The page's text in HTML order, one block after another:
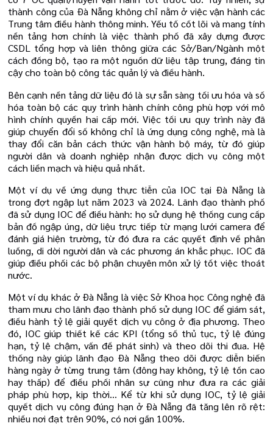
thành công của Đà Nẵng không chỉ nằm ở việc vận hành các
Trung tâm điều hành thông minh. Yếu tố cốt lõi và mang tính
nền tảng hơn chính là việc thành phố đã xây dựng được
CSDL tổng hợp và liên thông giữa các Sở/Ban/Ngành một
cách đồng bộ, tạo ra một nguồn dữ liệu tập trung, đáng tin
cậy cho toàn bộ công tác quản lý và điều hành.
Bên cạnh nền tảng dữ liệu đó là sự sẵn sàng tối ưu hóa và số
hóa toàn bộ các quy trình hành chính công phù hợp với mô
hình chính quyền hai cấp mới. Việc tối ưu quy trình này đã
giúp chuyển đổi số không chỉ là ứng dụng công nghệ, mà là
thay đổi căn bản cách thức vận hành bộ máy, từ đó giúp
người dân và doanh nghiệp nhận được dịch vụ công một
cách liền mạch và hiệu quả nhất.
Một ví dụ về ứng dụng thực tiễn của IOC tại Đà Nẵng là
trong đợt ngập lụt năm 2023 và 2024. Lãnh đạo thành phố
đã sử dụng IOC để điều hành: họ sử dụng hệ thống cung cấp
bản đồ ngập úng, dữ liệu trực tiếp từ mạng lưới camera để
đánh giá hiện trường, từ đó đưa ra các quyết định về phân
luồng, di dời người dân và các phương án khắc phục. IOC đã
giúp điều phối các bộ phận chuyên môn xử lý tốt việc thoát
nước.
Một ví dụ khác ở Đà Nẵng là việc Sở Khoa học Công nghệ đã
tham mưu cho lãnh đạo thành phố sử dụng IOC để giám sát,
điều hành tỷ lệ giải quyết dịch vụ công ở địa phương. Theo
đó, IOC giúp thiết kế các KPI (tổng số thủ tục, tỷ lệ đúng
hạn, tỷ lệ chậm, vấn đề phát sinh) và theo dõi thi đua. Hệ
thống này giúp lãnh đạo Đà Nẵng theo dõi được diễn biến
hàng ngày ở từng trung tâm (đông hay không, tỷ lệ tồn cao
hay thấp) để điều phối nhân sự cũng như đưa ra các giải
pháp phù hợp, kịp thời… Kể từ khi sử dụng IOC, tỷ lệ giải
quyết dịch vụ công đúng hạn ở Đà Nẵng đã tăng lên rõ rệt:
nhiều nơi đạt trên 90%, có nơi gần 100%.